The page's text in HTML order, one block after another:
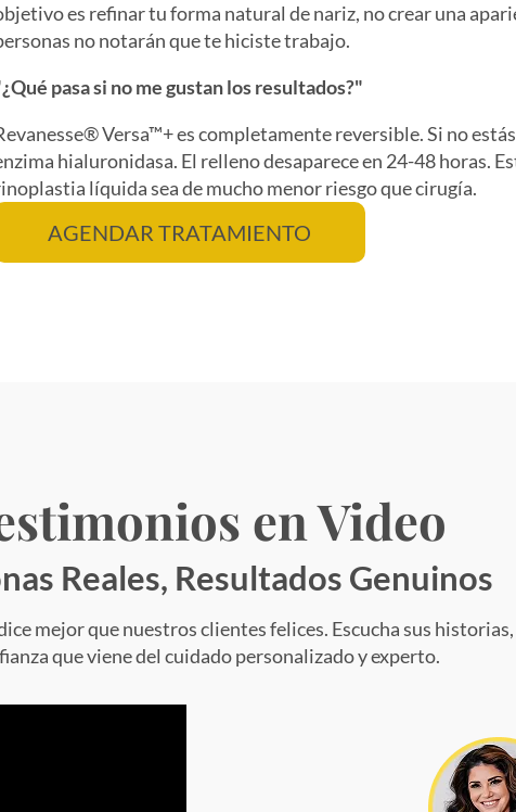
es refinar tu forma natural de nariz, no crear una
no notarán que te hiciste trabajo.
pasa si no me gustan los resultados?"
Versa™+ es completamente reversible. Si no
hialuronidasa. El relleno desaparece en 24-48 horas.
líquida sea de mucho menor riesgo que cirugía.
AGENDAR TRATAMIENTO
en Video
Reales, Resultados Genuinos
mejor que nuestros clientes felices. Escucha sus
que viene del cuidado personalizado y experto.